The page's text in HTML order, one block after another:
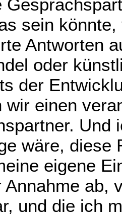
sein
Antworten
oder
der
wir einen
Und
wäre, diese
eigene
Annahme ab,
und die ich